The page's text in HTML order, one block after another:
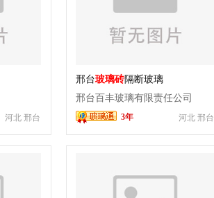
河北 邢台
邢台玻璃砖隔断玻璃
邢台百丰玻璃有限责任公司
河北 邢台
3年